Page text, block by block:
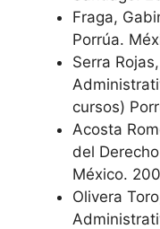
Fraga,
Porrúa.
Serra
cursos)
Acosta
del
México.
Olivera